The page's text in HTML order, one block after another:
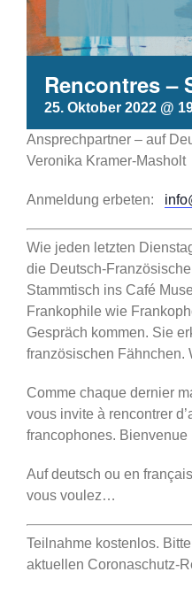
Rencontres –
25. Oktober 2022 @
Ansprechpartner – auf
Veronika Kramer-Masholt
Anmeldung erbeten:
Wie jeden letzten
die Deutsch-
Stammtisch ins Café
Frankophile wie
Gespräch kommen. Sie
französischen Fähnchen.
Comme chaque dernier
vous invite à rencontrer
francophones. Bienvenue
Auf deutsch ou en
vous voulez…
Teilnahme kostenlos.
aktuellen Coronaschutz-